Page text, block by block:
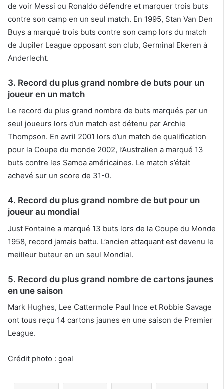
de voir Messi ou Ronaldo défendre et marquer trois buts
contre son camp en un seul match. En 1995, Stan Van Den
Buys a marqué trois buts contre son camp lors du match
de Jupiler League opposant son club, Germinal Ekeren à
Anderlecht.
3. Record du plus grand nombre de buts pour un
joueur en un match
Le record du plus grand nombre de buts marqués par un
seul joueurs lors d’un match est détenu par Archie
Thompson. En avril 2001 lors d’un match de qualification
pour la Coupe du monde 2002, l’Australien a marqué 13
buts contre les Samoa américaines. Le match s’était
achevé sur un score de 31-0.
4. Record du plus grand nombre de but pour un
joueur au mondial
Just Fontaine a marqué 13 buts lors de la Coupe du Monde
1958, record jamais battu. L’ancien attaquant est devenu le
meilleur buteur en un seul Mondial.
5. Record du plus grand nombre de cartons jaunes
en une saison
Mark Hughes, Lee Cattermole Paul Ince et Robbie Savage
ont tous reçu 14 cartons jaunes en une saison de Premier
League.
Crédit photo : goal